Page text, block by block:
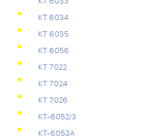
КТ 6034
КТ 6035
КТ 6056
КТ 7022
КТ 7024
КТ 7026
КТ-6052/3
КТ-6053А